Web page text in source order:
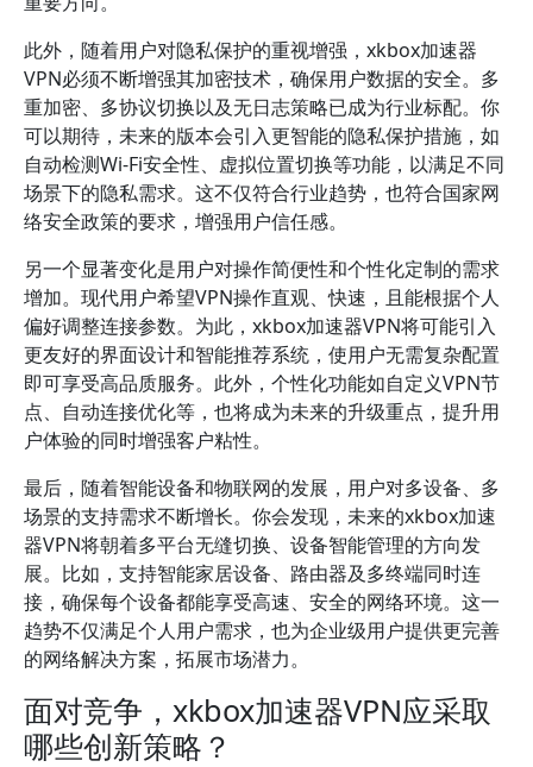
此外，随着用户对隐私保护的重视增强，xkbox加速器
VPN必须不断增强其加密技术，确保用户数据的安全。多
重加密、多协议切换以及无日志策略已成为行业标配。你
可以期待，未来的版本会引入更智能的隐私保护措施，如
自动检测Wi-Fi安全性、虚拟位置切换等功能，以满足不同
场景下的隐私需求。这不仅符合行业趋势，也符合国家网
络安全政策的要求，增强用户信任感。
另一个显著变化是用户对操作简便性和个性化定制的需求
增加。现代用户希望VPN操作直观、快速，且能根据个人
偏好调整连接参数。为此，xkbox加速器VPN将可能引入
更友好的界面设计和智能推荐系统，使用户无需复杂配置
即可享受高品质服务。此外，个性化功能如自定义VPN节
点、自动连接优化等，也将成为未来的升级重点，提升用
户体验的同时增强客户粘性。
最后，随着智能设备和物联网的发展，用户对多设备、多
场景的支持需求不断增长。你会发现，未来的xkbox加速
器VPN将朝着多平台无缝切换、设备智能管理的方向发
展。比如，支持智能家居设备、路由器及多终端同时连
接，确保每个设备都能享受高速、安全的网络环境。这一
趋势不仅满足个人用户需求，也为企业级用户提供更完善
的网络解决方案，拓展市场潜力。
面对竞争，xkbox加速器VPN应采取
哪些创新策略？